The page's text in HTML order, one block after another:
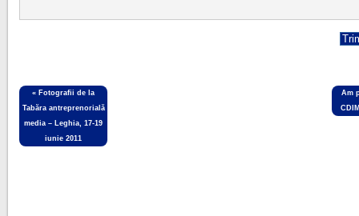
« Fotografii de la
Tabăra antreprenorială
media – Leghia, 17-19
iunie 2011
Am